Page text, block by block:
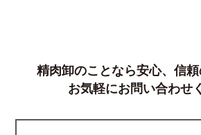
精肉卸のことなら安心、信
お気軽にお問い合わせ